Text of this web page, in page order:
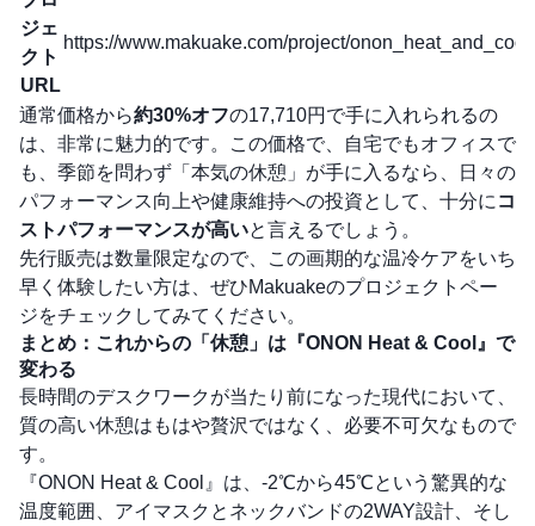
ジェ
クト
URL
https://www.makuake.com/project/onon_heat_and_cool/
通常価格から約30%オフの17,710円で手に入れられるの
は、非常に魅力的です。この価格で、自宅でもオフィスで
も、季節を問わず「本気の休憩」が手に入るなら、日々の
パフォーマンス向上や健康維持への投資として、十分に コ
ストパフォーマンスが高いと言えるでしょう。
先行販売は数量限定なので、この画期的な温冷ケアをいち
早く体験したい方は、ぜひMakuakeのプロジェクトペー
ジをチェックしてみてください。
まとめ：これからの「休憩」は『ONON Heat & Cool』で
変わる
長時間のデスクワークが当たり前になった現代において、
質の高い休憩はもはや贅沢ではなく、必要不可欠なもので
す。
『ONON Heat & Cool』は、-2℃から45℃という驚異的な
温度範囲、アイマスクとネックバンドの2WAY設計、そし